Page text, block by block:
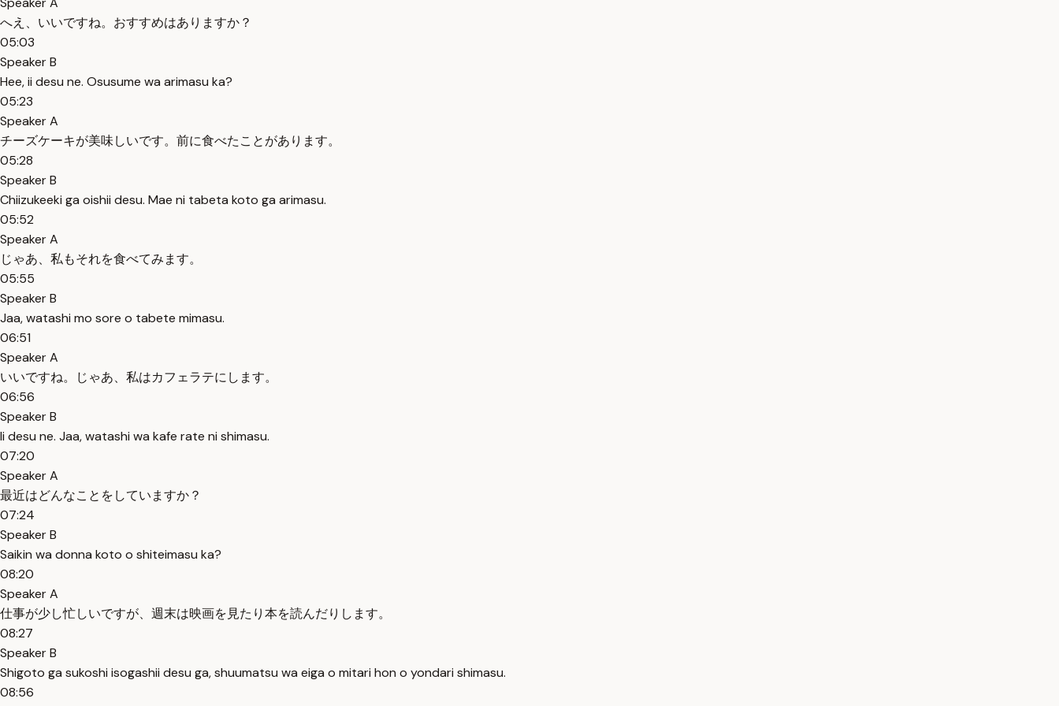
へえ、いいですね。おすすめはありますか？
05:03
Speaker B
Hee, ii desu ne. Osusume wa arimasu ka?
05:23
Speaker A
チーズケーキが美味しいです。前に食べたことがあります。
05:28
Speaker B
Chiizukeeki ga oishii desu. Mae ni tabeta koto ga arimasu.
05:52
Speaker A
じゃあ、私もそれを食べてみます。
05:55
Speaker B
Jaa, watashi mo sore o tabete mimasu.
06:51
Speaker A
いいですね。じゃあ、私はカフェラテにします。
06:56
Speaker B
Ii desu ne. Jaa, watashi wa kafe rate ni shimasu.
07:20
Speaker A
最近はどんなことをしていますか？
07:24
Speaker B
Saikin wa donna koto o shiteimasu ka?
08:20
Speaker A
仕事が少し忙しいですが、週末は映画を見たり本を読んだりします。
08:27
Speaker B
Shigoto ga sukoshi isogashii desu ga, shuumatsu wa eiga o mitari hon o yondari shimasu.
08:56